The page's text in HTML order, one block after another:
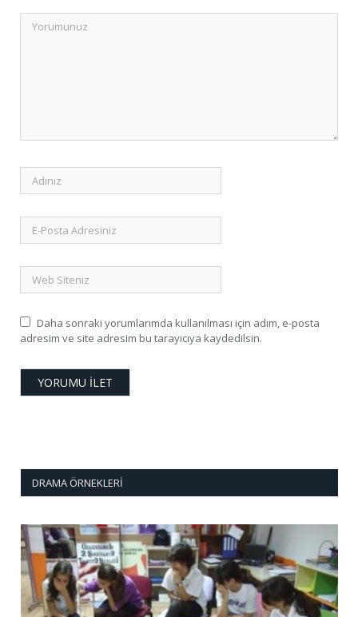
Daha sonraki yorumlarımda kullanılması için adım, e-posta
adresim ve site adresim bu tarayıcıya kaydedilsin.
DRAMA ÖRNEKLERI